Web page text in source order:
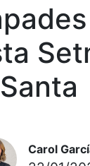
Santa
Carol